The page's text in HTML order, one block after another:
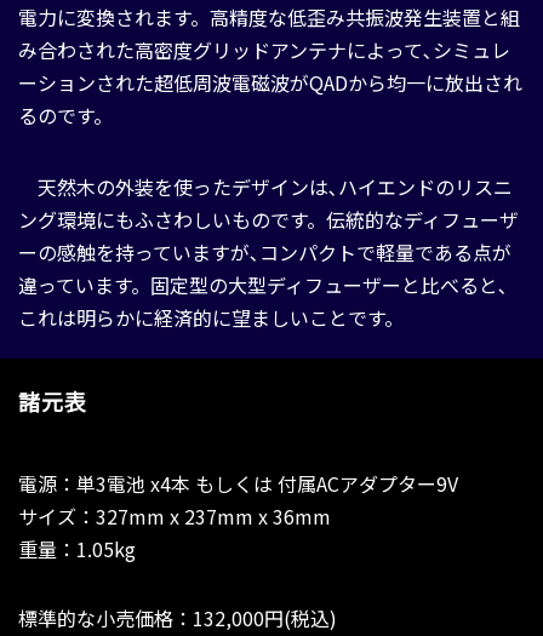
電力に変換されます。高精度な低歪み共振波発生装置と組
み合わされた高密度グリッドアンテナによって､シミュレ
ーションされた超低周波電磁波がQADから均一に放出され
るのです。
天然木の外装を使ったデザインは､ハイエンドのリスニ
ング環境にもふさわしいものです。伝統的なディフューザ
ーの感触を持っていますが､コンパクトで軽量である点が
違っています。固定型の大型ディフューザーと比べると､
これは明らかに経済的に望ましいことです。
諸元表
電源：単3電池 x4本 もしくは 付属ACアダプター9V
サイズ：327mm x 237mm x 36mm
重量：1.05kg
標準的な小売価格：132,000円(税込)